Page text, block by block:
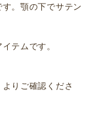
。顎の下でサテン
テムです。
りご確認くださ